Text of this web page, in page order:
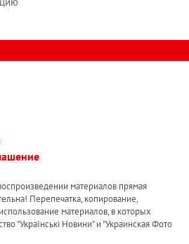
материалов прямая
Перепечатка, копирование,
материалов, в которых
"Українськi Новини" и "Украинская Фото